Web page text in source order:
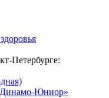
Петербурге:
Юниор»